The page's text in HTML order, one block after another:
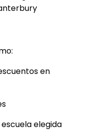
en
elegida